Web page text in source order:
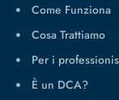
Come Funziona
Cosa Trattiamo
Per i
È un DCA?